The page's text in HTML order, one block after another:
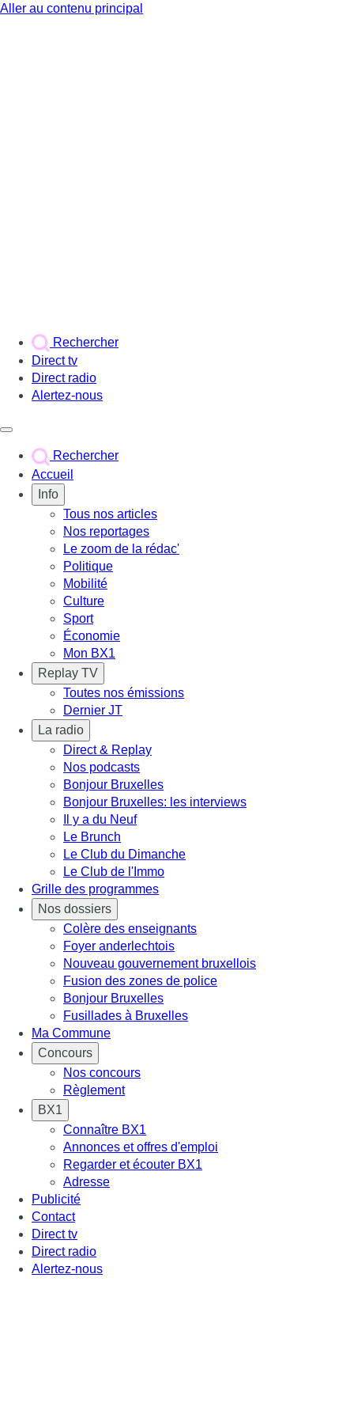
Aller au contenu principal
Rechercher
Direct tv
Direct radio
Alertez-nous
Rechercher
Accueil
Info
Tous nos articles
Nos reportages
Le zoom de la rédac'
Politique
Mobilité
Culture
Sport
Économie
Mon BX1
Replay TV
Toutes nos émissions
Dernier JT
La radio
Direct & Replay
Nos podcasts
Bonjour Bruxelles
Bonjour Bruxelles: les interviews
Il y a du Neuf
Le Brunch
Le Club du Dimanche
Le Club de l'Immo
Grille des programmes
Nos dossiers
Colère des enseignants
Foyer anderlechtois
Nouveau gouvernement bruxellois
Fusion des zones de police
Bonjour Bruxelles
Fusillades à Bruxelles
Ma Commune
Concours
Nos concours
Règlement
BX1
Connaître BX1
Annonces et offres d'emploi
Regarder et écouter BX1
Adresse
Publicité
Contact
Direct tv
Direct radio
Alertez-nous